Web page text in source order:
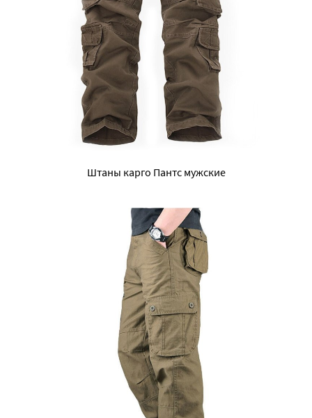
Штаны карго Пантс мужские